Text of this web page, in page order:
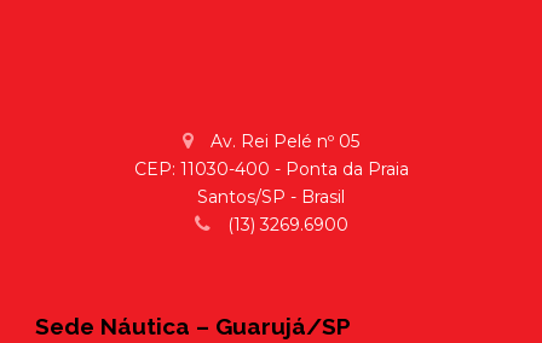
Av. Rei Pelé nº 05
CEP: 11030-400 - Ponta da Praia
Santos/SP - Brasil
(13) 3269.6900
Sede Náutica – Guarujá/SP